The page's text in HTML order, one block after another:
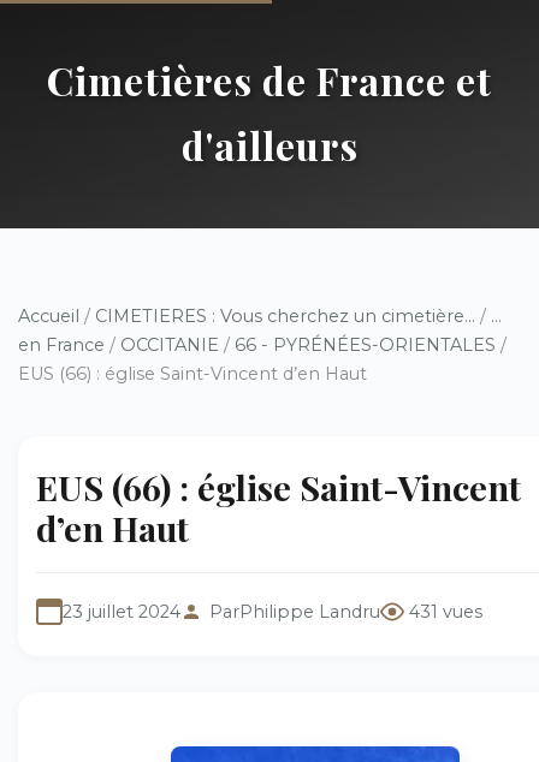
Cimetières de France et
d'ailleurs
Accueil / CIMETIERES : Vous cherchez un cimetière... / ...
en France / OCCITANIE / 66 - PYRÉNÉES-ORIENTALES /
EUS (66) : église Saint-Vincent d’en Haut
EUS (66) : église Saint-Vincent
d’en Haut
23 juillet 2024 ParPhilippe Landru 431 vues